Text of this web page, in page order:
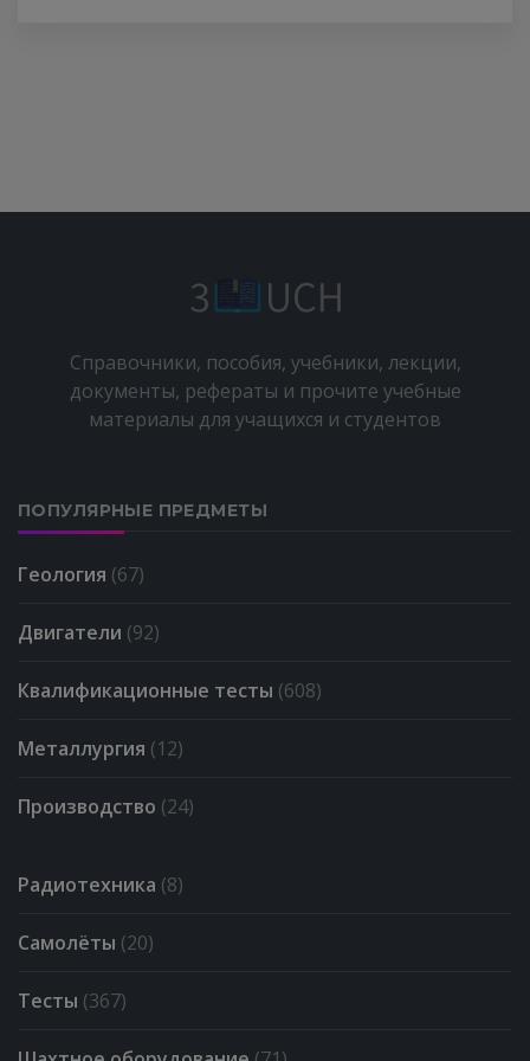
Справочники, пособия, учебники, лекции,
документы, рефераты и прочите учебные
материалы для учащихся и студентов
ПОПУЛЯРНЫЕ ПРЕДМЕТЫ
Геология (67)
Двигатели (92)
Квалификационные тесты (608)
Металлургия (12)
Производство (24)
Радиотехника (8)
Самолёты (20)
Тесты (367)